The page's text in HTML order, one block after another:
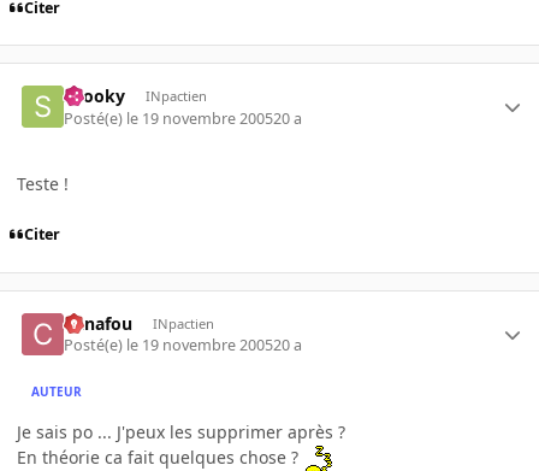
Citer
snooky INpactien
Posté(e) le 19 novembre 200520 a
Teste !
Citer
Canafou INpactien
Posté(e) le 19 novembre 200520 a
AUTEUR
Je sais po ... J'peux les supprimer après ?
En théorie ca fait quelques chose ?